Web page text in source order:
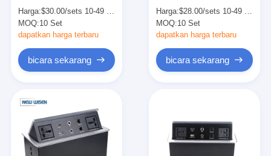
Produk
Tentang kita
Points Outlet
Harga:$30.00/sets 10-49 sets
MOQ:10 Set
dapatkan harga terbaru
bicara sekarang
Pop Up Box ODM
Harga:$28.00/sets 10-49 sets
MOQ:10 Set
dapatkan harga terbaru
bicara sekarang